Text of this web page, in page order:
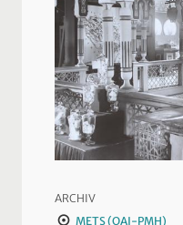
ARCHIV
METS (OAI-PMH)